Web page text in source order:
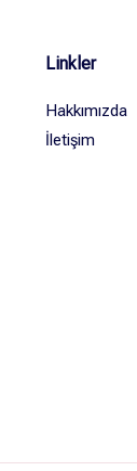
Linkler
Hakkımızda
İletişim